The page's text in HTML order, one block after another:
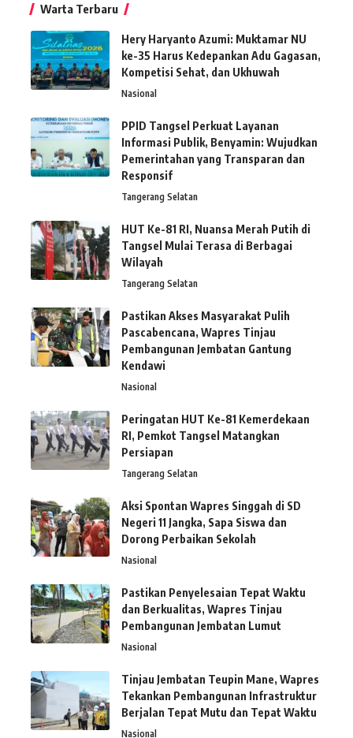
Warta Terbaru
Hery Haryanto Azumi: Muktamar NU
ke-35 Harus Kedepankan Adu Gagasan,
Kompetisi Sehat, dan Ukhuwah
Nasional
PPID Tangsel Perkuat Layanan
Informasi Publik, Benyamin: Wujudkan
Pemerintahan yang Transparan dan
Responsif
Tangerang Selatan
HUT Ke-81 RI, Nuansa Merah Putih di
Tangsel Mulai Terasa di Berbagai
Wilayah
Tangerang Selatan
Pastikan Akses Masyarakat Pulih
Pascabencana, Wapres Tinjau
Pembangunan Jembatan Gantung
Kendawi
Nasional
Peringatan HUT Ke-81 Kemerdekaan
RI, Pemkot Tangsel Matangkan
Persiapan
Tangerang Selatan
Aksi Spontan Wapres Singgah di SD
Negeri 11 Jangka, Sapa Siswa dan
Dorong Perbaikan Sekolah
Nasional
Pastikan Penyelesaian Tepat Waktu
dan Berkualitas, Wapres Tinjau
Pembangunan Jembatan Lumut
Nasional
Tinjau Jembatan Teupin Mane, Wapres
Tekankan Pembangunan Infrastruktur
Berjalan Tepat Mutu dan Tepat Waktu
Nasional